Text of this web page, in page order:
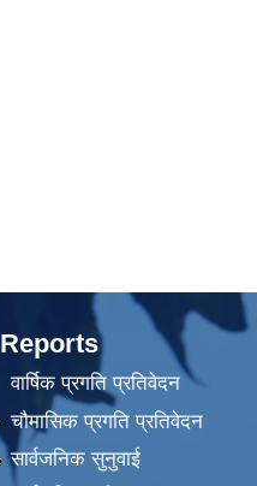
Reports
वार्षिक प्रगति प्रतिवेदन
चौमासिक प्रगति प्रतिवेदन
सार्वजनिक सुनुवाई